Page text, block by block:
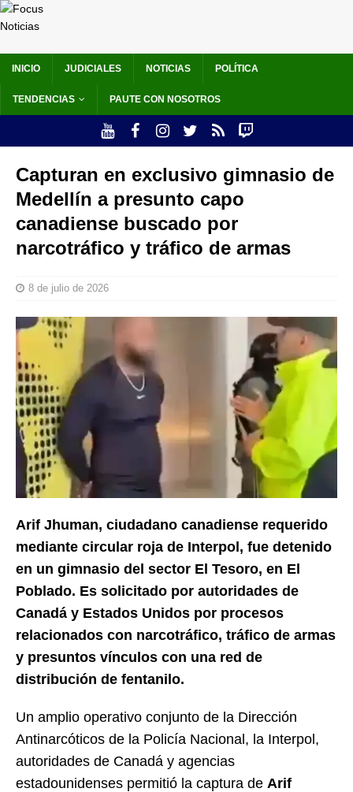
INICIO JUDICIALES NOTICIAS POLÍTICA
TENDENCIAS PAUTE CON NOSOTROS
Capturan en exclusivo gimnasio de
Medellín a presunto capo
canadiense buscado por
narcotráfico y tráfico de armas
8 de julio de 2026
Arif Jhuman, ciudadano canadiense requerido
mediante circular roja de Interpol, fue detenido
en un gimnasio del sector El Tesoro, en El
Poblado. Es solicitado por autoridades de
Canadá y Estados Unidos por procesos
relacionados con narcotráfico, tráfico de armas
y presuntos vínculos con una red de
distribución de fentanilo.
Un amplio operativo conjunto de la Dirección
Antinarcóticos de la Policía Nacional, la Interpol,
autoridades de Canadá y agencias
estadounidenses permitió la captura de Arif